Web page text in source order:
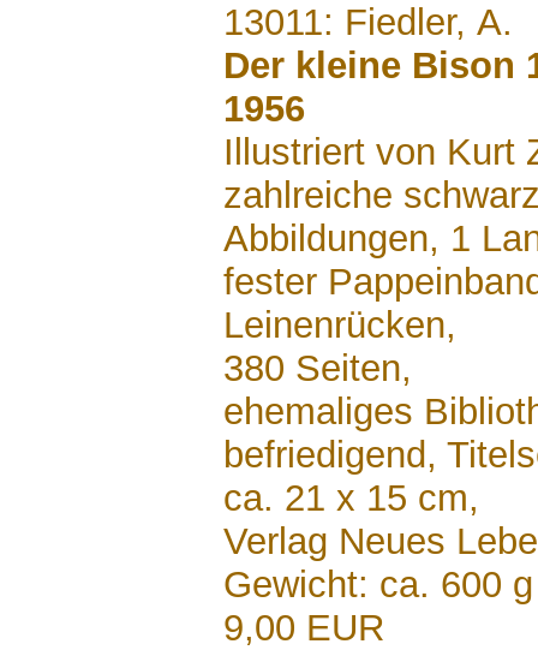
13011: Fiedler, A.
Der kleine Bison
1956
Illustriert von Kurt
zahlreiche
Abbildungen, 1
fester
Leinenrücken,
380 Seiten,
ehemaliges
befriedigend,
ca. 21 x 15 cm,
Verlag Neues
Gewicht: ca. 600 g
9,00 EUR